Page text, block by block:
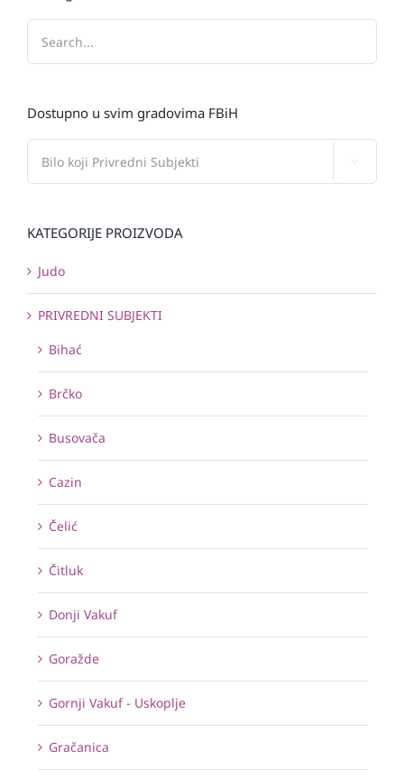
Dostupno u svim gradovima FBiH
KATEGORIJE PROIZVODA
Judo
PRIVREDNI SUBJEKTI
Bihać
Brčko
Busovača
Cazin
Čelić
Čitluk
Donji Vakuf
Goražde
Gornji Vakuf - Uskoplje
Gračanica